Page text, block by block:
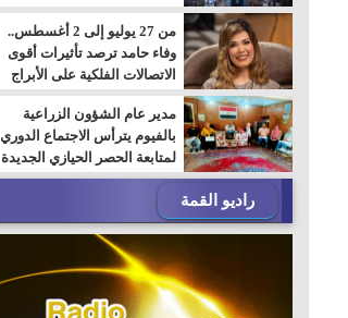
من 27 يوليو إلى 2 أغسطس..
وفاء حامد ترصد تأثيرات أقوى
الاتصالات الفلكية على الأبراج
مدير عام الشؤون الزراعية
بالفيوم يترأس الاجتماع الدوري
لمتابعة الحصر الحيازي الجديدة
راديو القمة